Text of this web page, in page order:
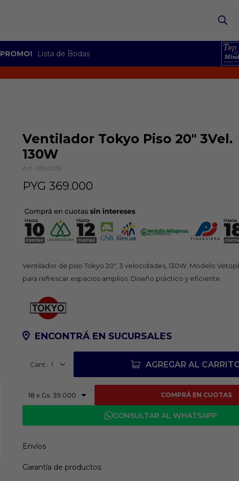
Lista de Bodas
Ventilador Tokyo Piso 20" 3Vel.
130W
05922155
PYG 369.000
Ventilador de piso Tokyo 20", 3 velocidades, 130W. Modelo
para refrescar espacios amplios. Diseño práctico y eficiente.
ENCONTRÁ EN SUCURSALES
1 AGREGAR AL
COMPRÁ EN CUOTAS
CONSULTAR AL WHATSAPP
Envíos
Garantía de productos